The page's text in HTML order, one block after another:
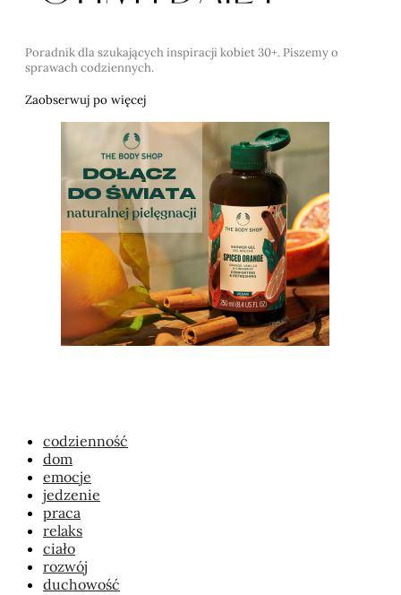
Poradnik dla szukających inspiracji kobiet 30+. Piszemy o
sprawach codziennych.
Zaobserwuj po więcej
codzienność
dom
emocje
jedzenie
praca
relaks
ciało
rozwój
duchowość